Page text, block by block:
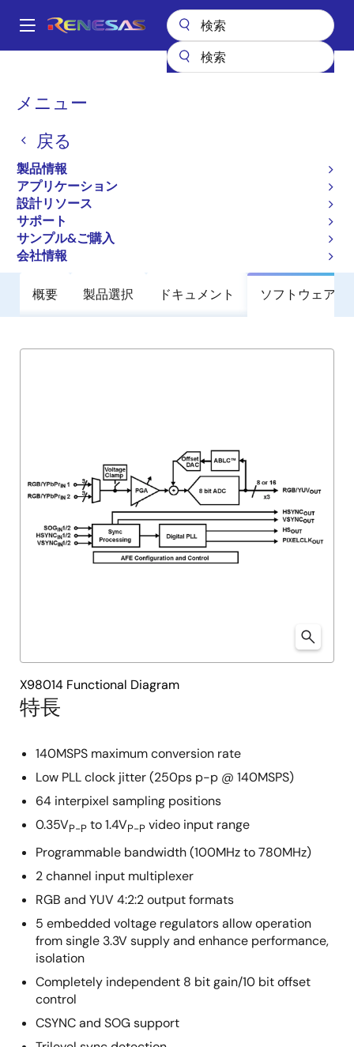
ン
Main
メニュー
戻る
製品情報
アプリケーション
設計リソース
サポート
サンプル&ご購入
会社情報
パ
く
ず
X98014
X98014
廃止品
140MHz Triple Video Digitizer with
Digital PLL
概要 製品選択 ドキュメント ソフトウェア／
特長
140MSPS maximum conversion rate
Low PLL clock jitter (250ps p-p @ 140MSPS)
64 interpixel sampling positions
0.35VP-P to 1.4VP-P video input range
Programmable bandwidth (100MHz to 780MHz)
2 channel input multiplexer
RGB and YUV 4:2:2 output formats
5 embedded voltage regulators allow operation
from single 3.3V supply and enhance performance,
isolation
Completely independent 8 bit gain/10 bit offset
control
CSYNC and SOG support
X98014 Functional Diagram